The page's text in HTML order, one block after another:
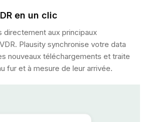
en un clic
directement aux principaux
Plausity synchronise votre data
nouveaux téléchargements et traite
fur et à mesure de leur arrivée.